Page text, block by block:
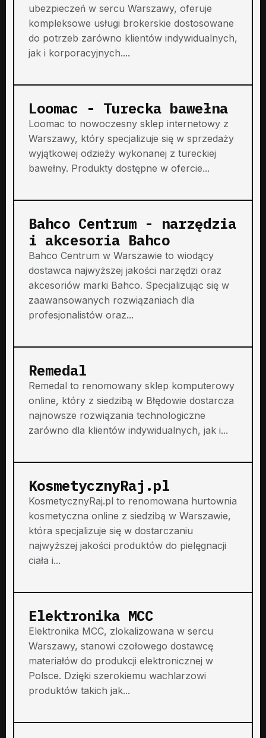
ubezpieczeń w sercu Warszawy, oferuje
kompleksowe usługi brokerskie dostosowane
do potrzeb zarówno klientów indywidualnych,
jak i korporacyjnych....
Loomac - Turecka bawełna
Loomac to nowoczesny sklep internetowy z
Warszawy, który specjalizuje się w sprzedaży
wyjątkowej odzieży wykonanej z tureckiej
bawełny. Produkty dostępne w ofercie...
Bahco Centrum - narzędzia
i akcesoria Bahco
Bahco Centrum w Warszawie to wiodący
dostawca najwyższej jakości narzędzi oraz
akcesoriów marki Bahco. Specjalizując się w
zaawansowanych rozwiązaniach dla
profesjonalistów oraz...
Remedal
Remedal to renomowany sklep komputerowy
online, który z siedzibą w Błędowie dostarcza
najnowsze rozwiązania technologiczne
zarówno dla klientów indywidualnych, jak i...
KosmetycznyRaj.pl
KosmetycznyRaj.pl to renomowana hurtownia
kosmetyczna online z siedzibą w Warszawie,
która specjalizuje się w dostarczaniu
najwyższej jakości produktów do pielęgnacji
ciała i...
Elektronika MCC
Elektronika MCC, zlokalizowana w sercu
Warszawy, stanowi czołowego dostawcę
materiałów do produkcji elektronicznej w
Polsce. Dzięki szerokiemu wachlarzowi
produktów takich jak...